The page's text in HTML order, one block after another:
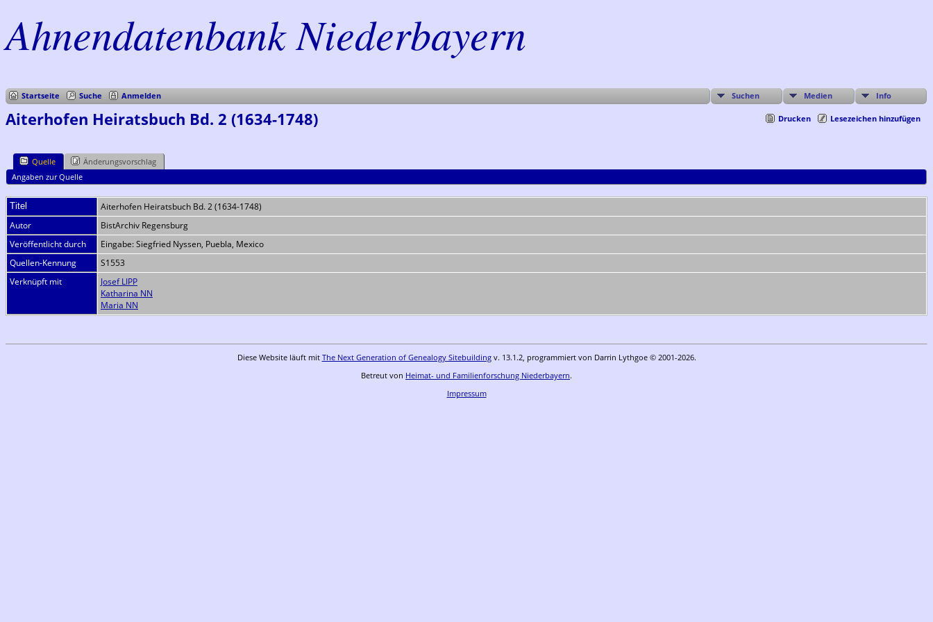
Ahnendatenbank Niederbayern
Startseite Suche Anmelden Suchen Medien Info
Drucken Lesezeichen hinzufügen
Aiterhofen Heiratsbuch Bd. 2 (1634-1748)
Quelle
Änderungsvorschlag
Angaben zur Quelle
Titel
Aiterhofen Heiratsbuch Bd. 2 (1634-1748)
Autor
BistArchiv Regensburg
Veröffentlicht durch
Eingabe: Siegfried Nyssen, Puebla, Mexico
Quellen-Kennung
S1553
Verknüpft mit
Josef LIPP
Katharina NN
Maria NN
Diese Website läuft mit The Next Generation of Genealogy Sitebuildingv. 13.1.2, programmiert von Darrin Lythgoe © 2001-2026.
Betreut von Heimat- und Familienforschung Niederbayern.
Impressum